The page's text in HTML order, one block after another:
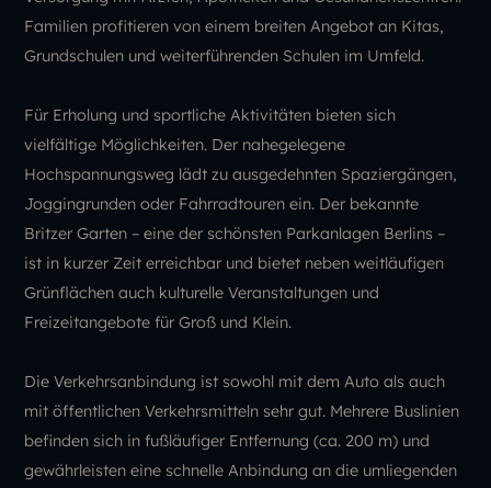
Familien profitieren von einem breiten Angebot an Kitas,
Grundschulen und weiterführenden Schulen im Umfeld.
Für Erholung und sportliche Aktivitäten bieten sich
vielfältige Möglichkeiten. Der nahegelegene
Hochspannungsweg lädt zu ausgedehnten Spaziergängen,
Joggingrunden oder Fahrradtouren ein. Der bekannte
Britzer Garten – eine der schönsten Parkanlagen Berlins –
ist in kurzer Zeit erreichbar und bietet neben weitläufigen
Grünflächen auch kulturelle Veranstaltungen und
Freizeitangebote für Groß und Klein.
Die Verkehrsanbindung ist sowohl mit dem Auto als auch
mit öffentlichen Verkehrsmitteln sehr gut. Mehrere Buslinien
befinden sich in fußläufiger Entfernung (ca. 200 m) und
gewährleisten eine schnelle Anbindung an die umliegenden